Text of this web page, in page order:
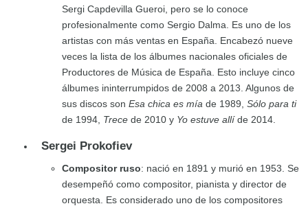
Sergi Capdevilla Gueroi, pero se lo conoce
profesionalmente como Sergio Dalma. Es uno de los
artistas con más ventas en España. Encabezó nueve
veces la lista de los álbumes nacionales oficiales de
Productores de Música de España. Esto incluye cinco
álbumes ininterrumpidos de 2008 a 2013. Algunos de
sus discos son Esa chica es mía de 1989, Sólo para ti
de 1994, Trece de 2010 y Yo estuve allíde 2014.
Sergei Prokofiev
Compositor ruso: nació en 1891 y murió en 1953. Se
desempeñó como compositor, pianista y director de
orquesta. Es considerado uno de los compositores